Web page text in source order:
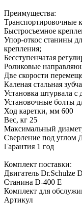
Преимущества:
Транспортировочные
Быстросъемное
Упор-откос станины
крепления;
Бесступенчатая
Роликовые
Две скорости
Каленая стальная
Установка штурвала с
Установочные болты
Ход каретки, мм 600
Вес, кг 25
Максимальный
Сверление под углом
Гарантия 1 год
Комплект поставки:
Двигатель Dr.Schulze
Станина D-400 E
Комплект для
Артикул